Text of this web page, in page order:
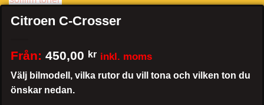
Citroen C-Crosser
Från: 450,00 kr inkl. moms
Välj bilmodell, vilka rutor du vill tona och vilken ton du
önskar nedan.